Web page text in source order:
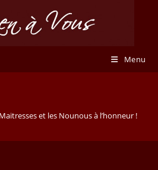
Menu
et les Nounous à l’honneur !